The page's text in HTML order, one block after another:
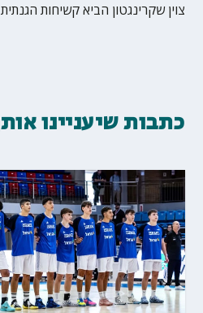
צוין שקרינגטון הביא קשיחות
כתבות שיעניינו